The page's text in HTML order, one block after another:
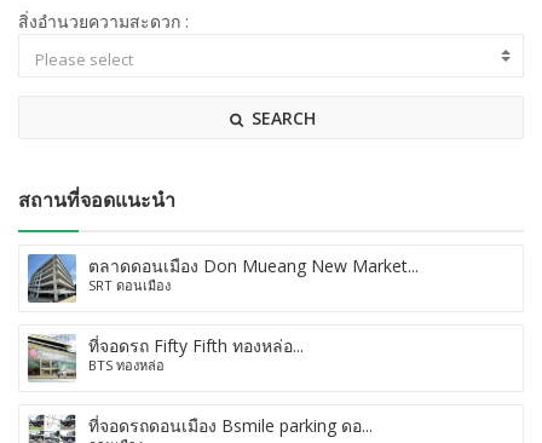
สิ่งอำนวยความสะดวก :
SEARCH
สถานที่จอดแนะนำ
ตลาดดอนเมือง Don Mueang New Market...
SRT ดอนเมือง
ที่จอดรถ Fifty Fifth ทองหล่อ...
BTS ทองหล่อ
ที่จอดรถดอนเมือง Bsmile parking ดอ...